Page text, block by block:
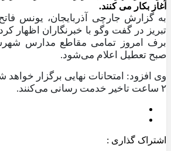
آغاز بکار می کنند.
به گزارش جارچی آذربایجان، یونس
تبریز در گفت وگو با خبرنگاران اظهار
برف امروز تمامی مقاطع مدارس
صبح تعطیل اعلام می‌شود.
وی افزود: امتحانات نهایی برگزار خواهد
۲ ساعت تاخیر خدمت رسانی می‌کنند.
اشتراک گذاری :